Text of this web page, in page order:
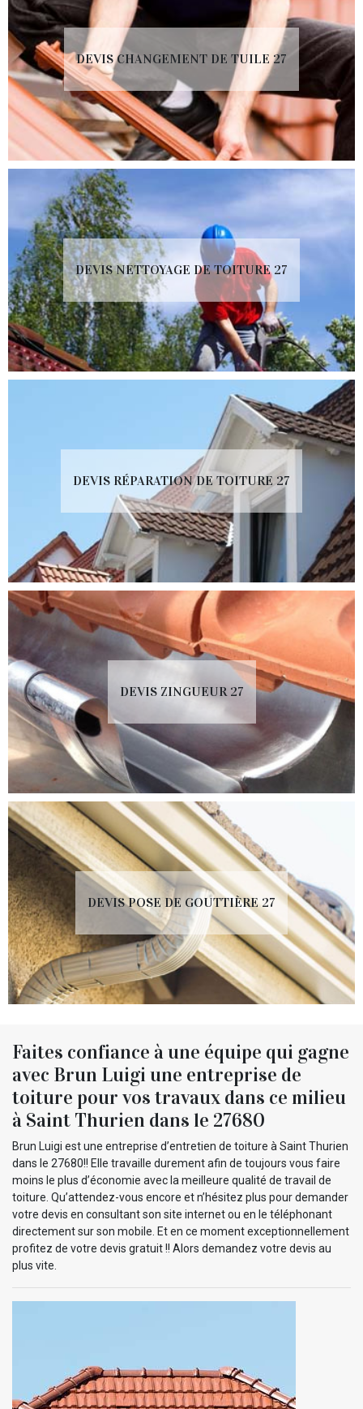
DEVIS CHANGEMENT DE TUILE 27
DEVIS NETTOYAGE DE TOITURE 27
DEVIS RÉPARATION DE TOITURE 27
DEVIS ZINGUEUR 27
DEVIS POSE DE GOUTTIÈRE 27
Faites confiance à une équipe qui gagne
avec Brun Luigi une entreprise de
toiture pour vos travaux dans ce milieu
à Saint Thurien dans le 27680
Brun Luigi est une entreprise d’entretien de toiture à Saint Thurien
dans le 27680!! Elle travaille durement afin de toujours vous faire
moins le plus d’économie avec la meilleure qualité de travail de
toiture. Qu’attendez-vous encore et n’hésitez plus pour demander
votre devis en consultant son site internet ou en le téléphonant
directement sur son mobile. Et en ce moment exceptionnellement
profitez de votre devis gratuit !! Alors demandez votre devis au
plus vite.